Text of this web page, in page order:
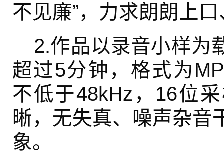
不见廉”，力求朗朗上
2.作品以录音小样为
超过5分钟，格式为
不低于48kHz，16位
晰，无失真、噪声杂音
象。